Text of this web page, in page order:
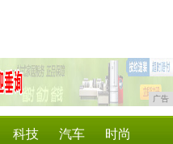
广告
科技 汽车 时尚